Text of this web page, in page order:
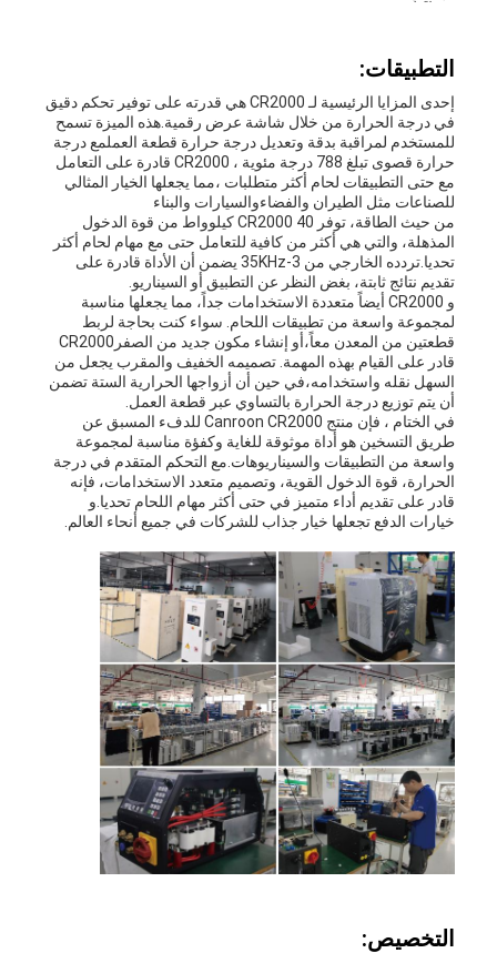
التطبيقات:
إحدى المزايا الرئيسية لـ CR2000 هي قدرته على توفير تحكم دقيق
في درجة الحرارة من خلال شاشة عرض رقمية.هذه الميزة تسمح
للمستخدم لمراقبة بدقة وتعديل درجة حرارة قطعة العملمع درجة
حرارة قصوى تبلغ 788 درجة مئوية ، CR2000 قادرة على التعامل
مع حتى التطبيقات لحام أكثر متطلبات ،مما يجعلها الخيار المثالي
للصناعات مثل الطيران والفضاءوالسيارات والبناء
من حيث الطاقة، توفر CR2000 40 كيلوواط من قوة الدخول
المذهلة، والتي هي أكثر من كافية للتعامل حتى مع مهام لحام أكثر
تحديا.تردده الخارجي من 3-35KHz يضمن أن الأداة قادرة على
تقديم نتائج ثابتة، بغض النظر عن التطبيق أو السيناريو.
و CR2000 أيضاً متعددة الاستخدامات جداً، مما يجعلها مناسبة
لمجموعة واسعة من تطبيقات اللحام. سواء كنت بحاجة لربط
قطعتين من المعدن معاً،أو إنشاء مكون جديد من الصفرCR2000
قادر على القيام بهذه المهمة. تصميمه الخفيف والمقرب يجعل من
السهل نقله واستخدامه،في حين أن أزواجها الحرارية الستة تضمن
أن يتم توزيع درجة الحرارة بالتساوي عبر قطعة العمل.
في الختام ، فإن منتج Canroon CR2000 للدفء المسبق عن
طريق التسخين هو أداة موثوقة للغاية وكفؤة مناسبة لمجموعة
واسعة من التطبيقات والسيناريوهات.مع التحكم المتقدم في درجة
الحرارة، قوة الدخول القوية، وتصميم متعدد الاستخدامات، فإنه
قادر على تقديم أداء متميز في حتى أكثر مهام اللحام تحديا.و
خيارات الدفع تجعلها خيار جذاب للشركات في جميع أنحاء العالم.
التخصيص: